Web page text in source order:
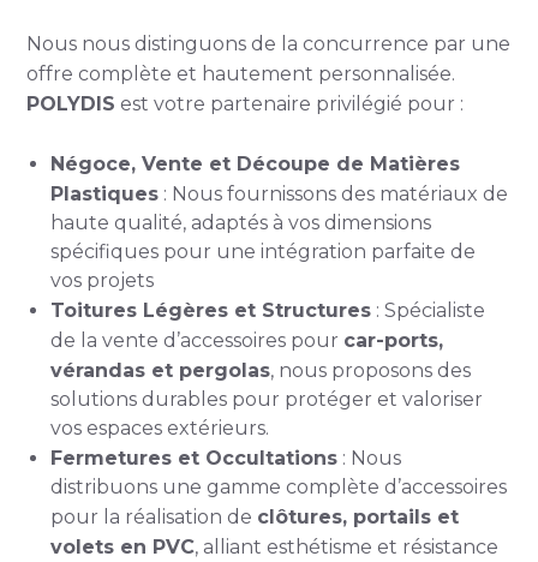
Nous nous distinguons de la concurrence par une
offre complète et hautement personnalisée.
POLYDIS est votre partenaire privilégié pour :
Négoce, Vente et Découpe de Matières
Plastiques : Nous fournissons des matériaux de
haute qualité, adaptés à vos dimensions
spécifiques pour une intégration parfaite de
vos projets
Toitures Légères et Structures : Spécialiste
de la vente d’accessoires pour car-ports,
vérandas et pergolas, nous proposons des
solutions durables pour protéger et valoriser
vos espaces extérieurs.
Fermetures et Occultations : Nous
distribuons une gamme complète d’accessoires
pour la réalisation de clôtures, portails et
volets en PVC, alliant esthétisme et résistance